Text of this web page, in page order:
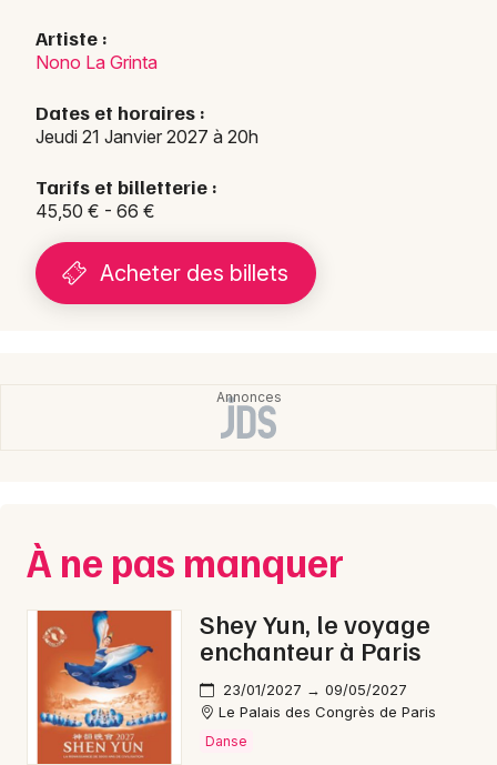
Artiste :
Nono La Grinta
Dates et horaires :
Jeudi 21 Janvier 2027 à 20h
Tarifs et billetterie :
45,50 € - 66 €
Acheter des billets
À ne pas manquer
Shey Yun, le voyage
enchanteur à Paris
23/01/2027 → 09/05/2027
Le Palais des Congrès de Paris
Danse